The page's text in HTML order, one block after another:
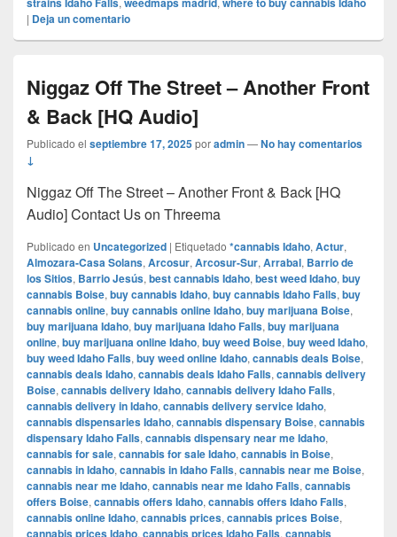
| Deja un comentario
Niggaz Off The Street – Another Front
& Back [HQ Audio]
Publicado el septiembre 17, 2025poradmin—No hay comentarios
↓
Niggaz Off The Street – Another Front & Back [HQ
Audio] Contact Us on Threema
Publicado en Uncategorized | Etiquetado *cannabis Idaho, Actur,
Almozara-Casa Solans, Arcosur, Arcosur-Sur, Arrabal, Barrio de
los Sitios, Barrio Jesús, best cannabis Idaho, best weed Idaho, buy
cannabis Boise, buy cannabis Idaho, buy cannabis Idaho Falls, buy
cannabis online, buy cannabis online Idaho, buy marijuana Boise,
buy marijuana Idaho, buy marijuana Idaho Falls, buy marijuana
online, buy marijuana online Idaho, buy weed Boise, buy weed Idaho,
buy weed Idaho Falls, buy weed online Idaho, cannabis deals Boise,
cannabis deals Idaho, cannabis deals Idaho Falls, cannabis delivery
Boise, cannabis delivery Idaho, cannabis delivery Idaho Falls,
cannabis delivery in Idaho, cannabis delivery service Idaho,
cannabis dispensaries Idaho, cannabis dispensary Boise, cannabis
dispensary Idaho Falls, cannabis dispensary near me Idaho,
cannabis for sale, cannabis for sale Idaho, cannabis in Boise,
cannabis in Idaho, cannabis in Idaho Falls, cannabis near me Boise,
cannabis near me Idaho, cannabis near me Idaho Falls, cannabis
offers Boise, cannabis offers Idaho, cannabis offers Idaho Falls,
cannabis online Idaho, cannabis prices, cannabis prices Boise,
cannabis prices Idaho, cannabis prices Idaho Falls, cannabis